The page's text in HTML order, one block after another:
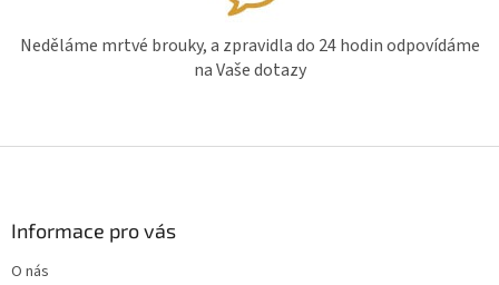
Neděláme mrtvé brouky, a zpravidla do 24 hodin odpovídáme
na Vaše dotazy
Informace pro vás
O nás